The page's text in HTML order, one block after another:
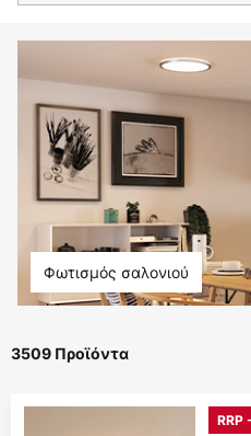
Φωτισμός σαλονιού
3509 Προϊόντα
RRP